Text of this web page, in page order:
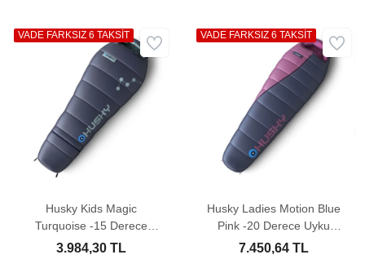
Husky Kids Magic
Turquoise -15 Derece
Uyku Tulumu
3.984,30 TL
VADE FARKSIZ 6 TAKSİT
Husky Ladies Motion Blue
Pink -20 Derece Uyku
Tulumu
7.450,64 TL
VADE FARKSIZ 6 TAKSİT